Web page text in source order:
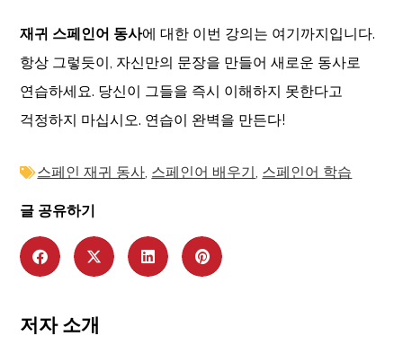
재귀 스페인어 동사에 대한 이번 강의는 여기까지입니다.
항상 그렇듯이, 자신만의 문장을 만들어 새로운 동사로
연습하세요. 당신이 그들을 즉시 이해하지 못한다고
걱정하지 마십시오. 연습이 완벽을 만든다!
스페인 재귀 동사, 스페인어 배우기, 스페인어 학습
글 공유하기
저자 소개